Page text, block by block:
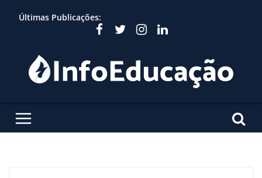
Últimas Publicações: